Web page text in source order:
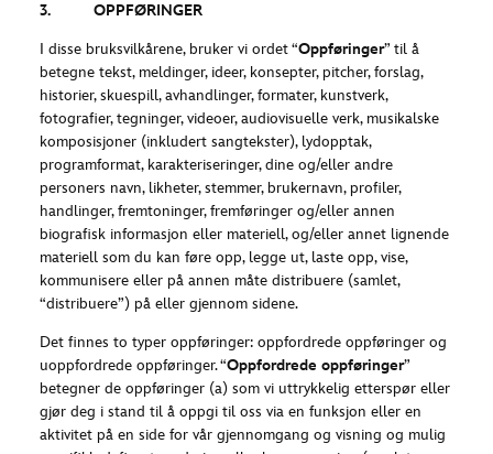
3. OPPFØRINGER
I disse bruksvilkårene, bruker vi ordet “Oppføringer” til å
betegne tekst, meldinger, ideer, konsepter, pitcher, forslag,
historier, skuespill, avhandlinger, formater, kunstverk,
fotografier, tegninger, videoer, audiovisuelle verk, musikalske
komposisjoner (inkludert sangtekster), lydopptak,
programformat, karakteriseringer, dine og/eller andre
personers navn, likheter, stemmer, brukernavn, profiler,
handlinger, fremtoninger, fremføringer og/eller annen
biografisk informasjon eller materiell, og/eller annet lignende
materiell som du kan føre opp, legge ut, laste opp, vise,
kommunisere eller på annen måte distribuere (samlet,
“distribuere”) på eller gjennom sidene.
Det finnes to typer oppføringer: oppfordrede oppføringer og
uoppfordrede oppføringer. “Oppfordrede oppføringer”
betegner de oppføringer (a) som vi uttrykkelig etterspør eller
gjør deg i stand til å oppgi til oss via en funksjon eller en
aktivitet på en side for vår gjennomgang og visning og mulig